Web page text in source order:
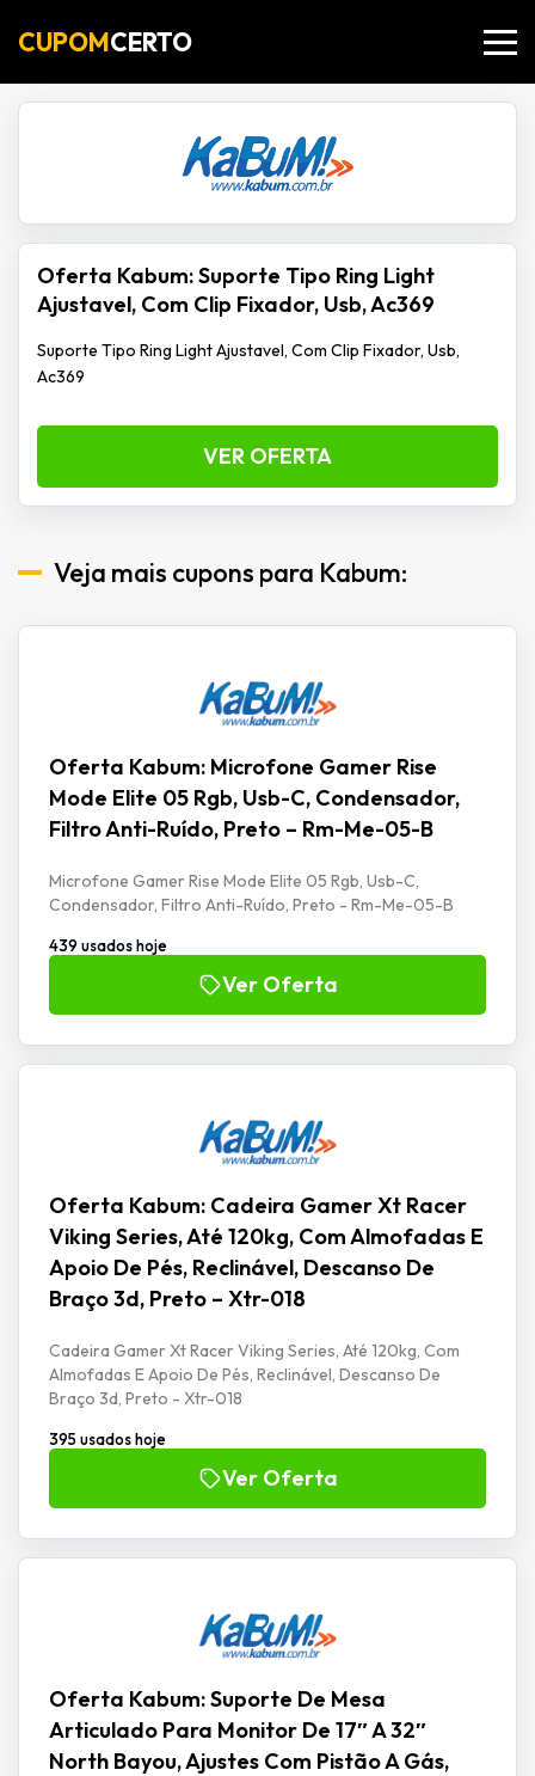
CUPOMCERTO
Oferta Kabum: Suporte Tipo Ring Light
Ajustavel, Com Clip Fixador, Usb, Ac369
Suporte Tipo Ring Light Ajustavel, Com Clip Fixador, Usb,
Ac369
VER OFERTA
Veja mais cupons para Kabum:
Oferta Kabum: Microfone Gamer Rise
Mode Elite 05 Rgb, Usb-C, Condensador,
Filtro Anti-Ruído, Preto – Rm-Me-05-B
Microfone Gamer Rise Mode Elite 05 Rgb, Usb-C,
Condensador, Filtro Anti-Ruído, Preto - Rm-Me-05-B
439 usados hoje
Ver Oferta
Oferta Kabum: Cadeira Gamer Xt Racer
Viking Series, Até 120kg, Com Almofadas E
Apoio De Pés, Reclinável, Descanso De
Braço 3d, Preto – Xtr-018
Cadeira Gamer Xt Racer Viking Series, Até 120kg, Com
Almofadas E Apoio De Pés, Reclinável, Descanso De
Braço 3d, Preto - Xtr-018
395 usados hoje
Ver Oferta
Oferta Kabum: Suporte De Mesa
Articulado Para Monitor De 17″ A 32″
North Bayou, Ajustes Com Pistão A Gás,